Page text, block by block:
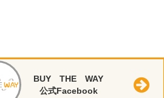
BUY THE WAY
公式Facebook